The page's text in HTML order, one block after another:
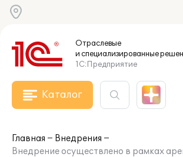
Отраслевые
и специализированные
1С:Предприятие
Каталог
Главная
Внедрения
Внедрение осуществлено в рамках